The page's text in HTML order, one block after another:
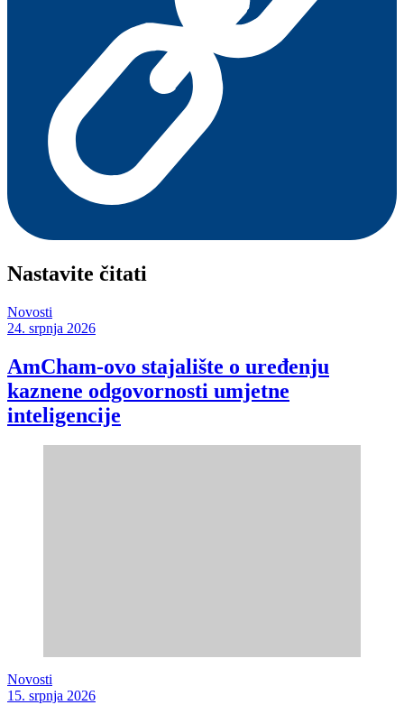
Nastavite čitati
Novosti
24. srpnja 2026
AmCham-ovo stajalište o uređenju
kaznene odgovornosti umjetne
inteligencije
Novosti
15. srpnja 2026